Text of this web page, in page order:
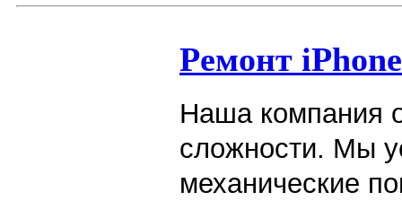
Ремонт
Наша компания
сложности. Мы
механические